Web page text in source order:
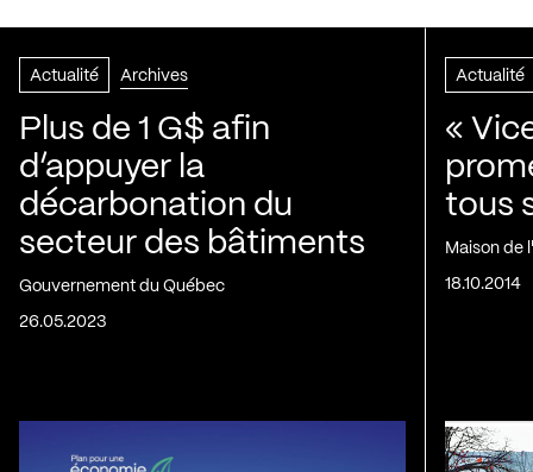
Actualité Archives
Plus de 1 G$ afin
d’appuyer la
décarbonation du
secteur des bâtiments
Gouvernement du Québec
26.05.2023
Actualité
«
tous
Maison de
18.10.2014